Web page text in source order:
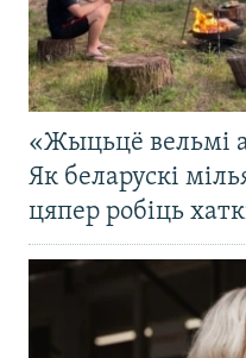
«Жыцьцё вельмі
Як беларускі
цяпер робіць